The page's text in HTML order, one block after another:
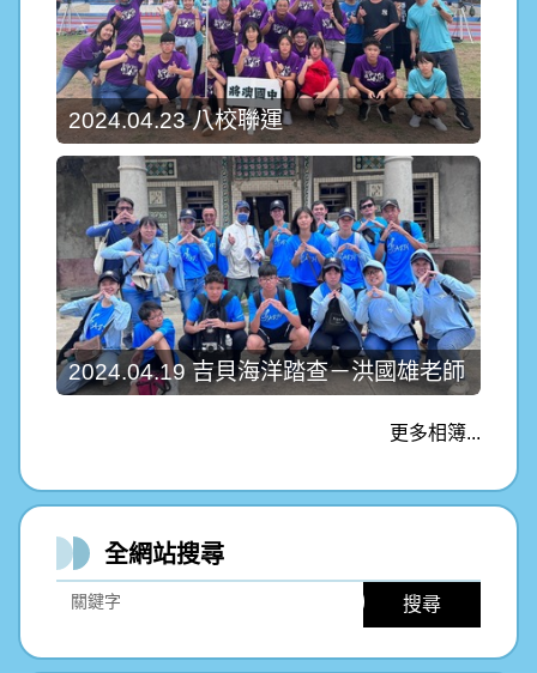
2024.04.23 八校聯運
2024.04.19 吉貝海洋踏查－洪國雄老師
更多相簿...
全網站搜尋
搜尋